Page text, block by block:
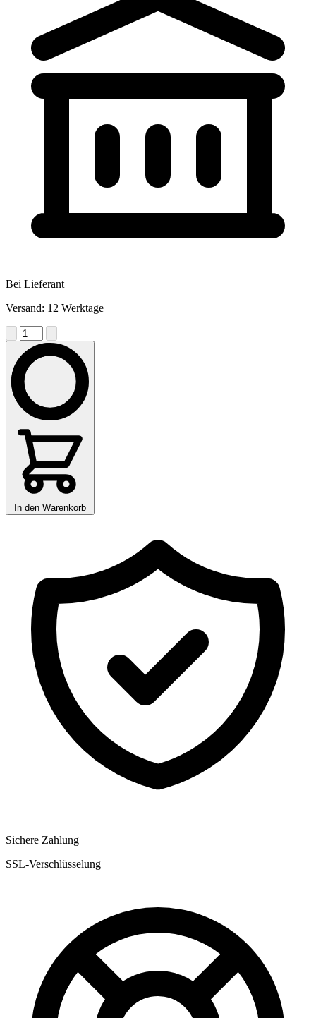
Bei Lieferant
Versand: 12 Werktage
In den Warenkorb
Sichere Zahlung
SSL-Verschlüsselung